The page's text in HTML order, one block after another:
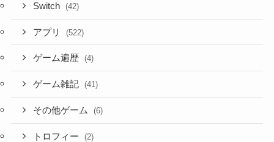
Switch (42)
アプリ (522)
ゲーム遍歴 (4)
ゲーム雑記 (41)
その他ゲーム (6)
トロフィー (2)